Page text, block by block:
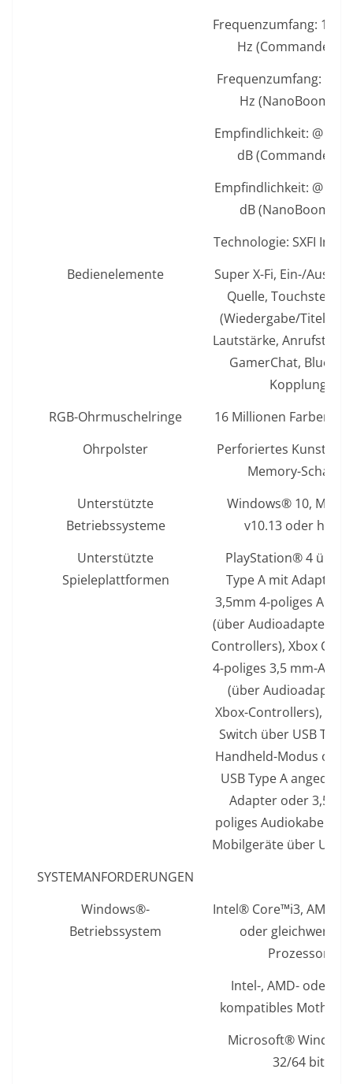
Frequenzumfang:
Hz
Frequenzumfang:
Hz (NanoBoom
Empfindlichkeit: @ 1
dB
Empfindlichkeit: @ 1
dB (NanoBoom
Technologie: SXFI
Bedienelemente
Super X-Fi, Ein-/
Quelle,
(Wiedergabe/
Lautstärke,
GamerChat,
Kopplung
RGB-Ohrmuschelringe
16 Millionen Farben
Ohrpolster
Perforiertes
Memory-Schaum
Unterstützte
Betriebssysteme
Windows® 10, Mac
v10.13 oder höher
Unterstützte
Spieleplattformen
PlayStation® 4 über
Type A mit Adapter
3,5mm 4-poliges
(über Audioadapter
Controllers), Xbox
4-poliges 3,5 mm-
(über Audioadapter
Xbox-Controllers),
Switch über USB Type
Handheld-Modus
USB Type A
Adapter oder
poliges Audiokabel,
Mobilgeräte über USB
SYSTEMANFORDERUNGEN
Windows®-
Betriebssystem
Intel® Core™i3, AMD®
oder
Prozessor
Intel-, AMD- oder
kompatibles
Microsoft®
32/64 bit